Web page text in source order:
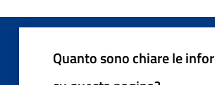
Quanto sono chiare le